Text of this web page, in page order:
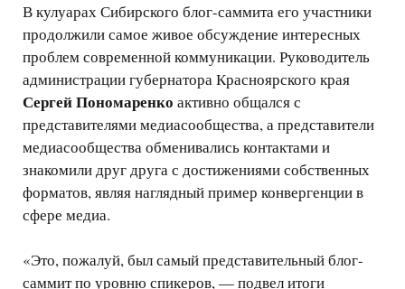
В кулуарах Сибирского блог-саммита его участники
продолжили самое живое обсуждение интересных
проблем современной коммуникации. Руководитель
администрации губернатора Красноярского края
Сергей Пономаренко активно общался с
представителями медиасообщества, а представители
медиасообщества обменивались контактами и
знакомили друг друга с достижениями собственных
форматов, являя наглядный пример конвергенции в
сфере медиа.
«Это, пожалуй, был самый представительный блог-
саммит по уровню спикеров, — подвел итоги